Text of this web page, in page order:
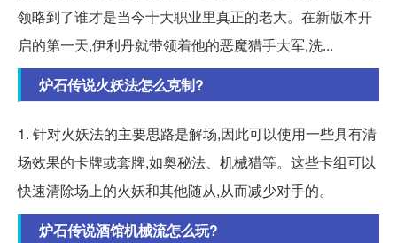
领略到了谁才是当今十大职业里真正的老大。在新版本开
启的第一天,伊利丹就带领着他的恶魔猎手大军,洗...
炉石传说火妖法怎么克制?
1. 针对火妖法的主要思路是解场,因此可以使用一些具有清
场效果的卡牌或套牌,如奥秘法、机械猎等。这些卡组可以
快速清除场上的火妖和其他随从,从而减少对手的。
炉石传说酒馆机械流怎么玩?